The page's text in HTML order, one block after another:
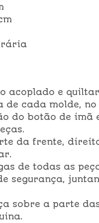
acoplado e
de cada molde,
do botão de imã
da frente,
de todas as
segurança,
sobre a parte